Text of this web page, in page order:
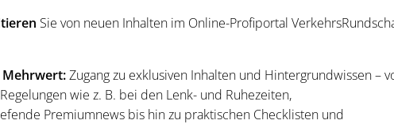
Sie von neuen Inhalten im Online-Profiportal
Zugang zu exklusiven Inhalten und Hintergrundwissen –
wie z. B. bei den Lenk- und Ruhezeiten,
Premiumnews bis hin zu praktischen Checklisten und